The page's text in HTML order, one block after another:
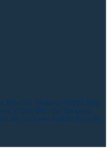
Biến tần Yaskawa A1000 Biến
V1000 Biến tần Yaskawa
tần Yaskawa GA500 Biến tần